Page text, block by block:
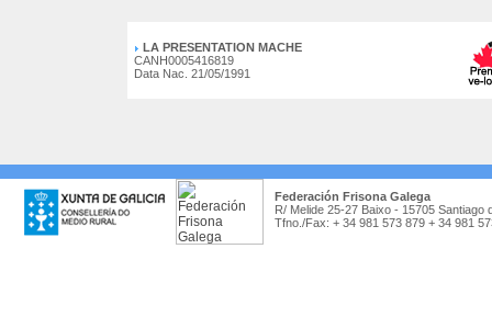
LA PRESENTATION MACHE
CANH0005416819
Data Nac. 21/05/1991
Federación Frisona Galega
R/ Melide 25-27 Baixo - 15705 Santiago
Tfno./Fax: + 34 981 573 879 + 34 981